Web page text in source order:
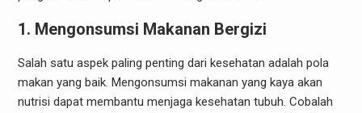
1. Mengonsumsi Makanan Bergizi
Salah satu aspek paling penting dari kesehatan adalah pola
makan yang baik. Mengonsumsi makanan yang kaya akan
nutrisi dapat membantu menjaga kesehatan tubuh. Cobalah